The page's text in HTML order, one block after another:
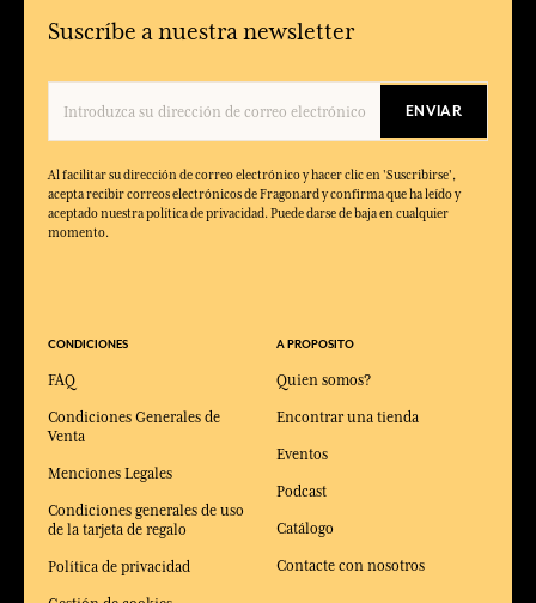
Suscríbe a nuestra newsletter
ENVIAR
Al facilitar su dirección de correo electrónico y hacer clic en 'Suscribirse',
acepta recibir correos electrónicos de Fragonard y confirma que ha leído y
aceptado nuestra política de privacidad. Puede darse de baja en cualquier
momento.
CONDICIONES
FAQ
Condiciones Generales de
Venta
Menciones Legales
Condiciones generales de uso
de la tarjeta de regalo
Política de privacidad
A PROPOSITO
Quien somos?
Encontrar una tienda
Eventos
Podcast
Catálogo
Contacte con nosotros